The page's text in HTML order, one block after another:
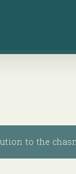
to the